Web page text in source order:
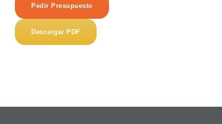
Pedir Presupuesto
Descargar PDF